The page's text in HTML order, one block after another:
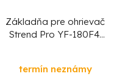
Základňa pre ohrievač
Strend Pro YF-180F4,
termín neznámy